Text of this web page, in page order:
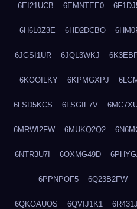
6EI21UCB 6EMNTEE0
6H6L0Z3E 6HD2DCBO
6JGSI1UR 6JQL3WKJ
6KOOILKY 6KPMGXPJ
6LSD5KCS 6LSGIF7V
6MRWI2FW 6MUKQ2Q2
6NTR3U7I 6OXMG49D
6PPNPOF5 6Q23B2FW
6QKOAUOS 6QVIJ1K1